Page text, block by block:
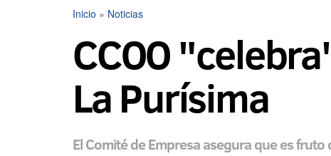
Inicio » Noticias
CCOO
La Purísima
El Comité de Empresa asegura que es